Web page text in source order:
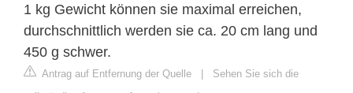
1 kg Gewicht können sie maximal erreichen,
durchschnittlich werden sie ca. 20 cm lang und
450 g schwer.
Antrag auf Entfernung der Quelle | Sehen Sie sich die